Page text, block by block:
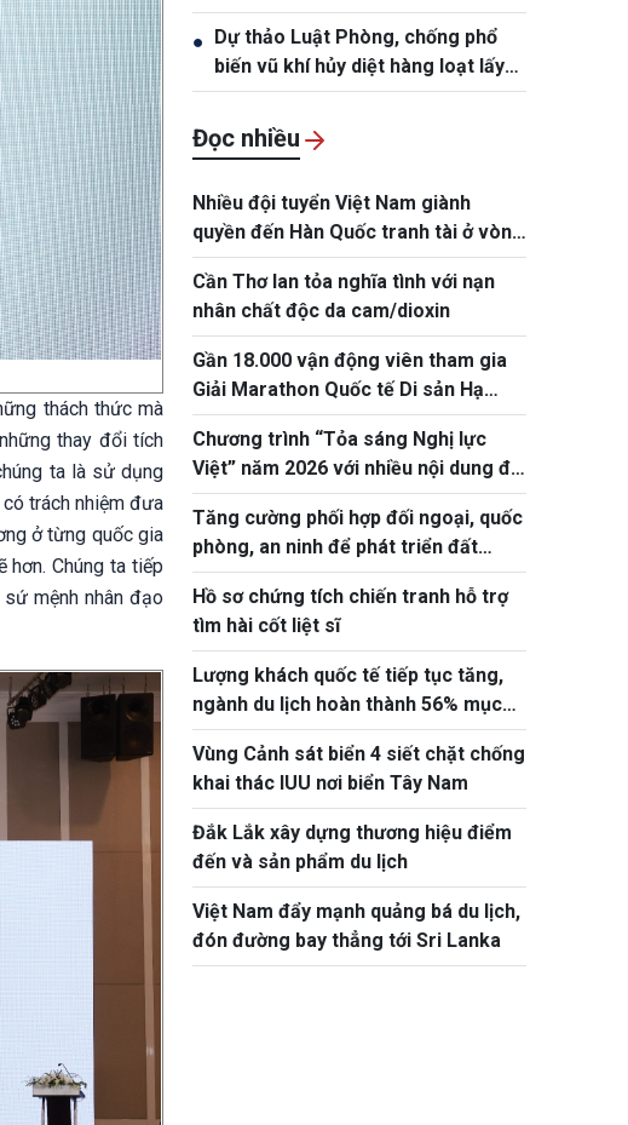
thách thức mà
thay đổi tích
ta là sử dụng
trách nhiệm đưa
ở từng quốc gia
Chúng ta tiếp
mệnh nhân đạo
đấu tranh phòng, chống tội phạm
● Dự thảo Luật Phòng, chống phổ
biến vũ khí hủy diệt hàng loạt lấy
phòng ngừa làm trọng tâm
Đọc nhiều
Nhiều đội tuyển Việt Nam giành
quyền đến Hàn Quốc tranh tài ở vòng
chung kết NYPC 2026
Cần Thơ lan tỏa nghĩa tình với nạn
nhân chất độc da cam/dioxin
Gần 18.000 vận động viên tham gia
Giải Marathon Quốc tế Di sản Hạ
Long 2026
Chương trình “Tỏa sáng Nghị lực
Việt” năm 2026 với nhiều nội dung đổi
mới, thiết thực
Tăng cường phối hợp đối ngoại, quốc
phòng, an ninh để phát triển đất
nước
Hồ sơ chứng tích chiến tranh hỗ trợ
tìm hài cốt liệt sĩ
Lượng khách quốc tế tiếp tục tăng,
ngành du lịch hoàn thành 56% mục
tiêu năm 2026
Vùng Cảnh sát biển 4 siết chặt chống
khai thác IUU nơi biển Tây Nam
Đắk Lắk xây dựng thương hiệu điểm
đến và sản phẩm du lịch
Việt Nam đẩy mạnh quảng bá du lịch,
đón đường bay thẳng tới Sri Lanka